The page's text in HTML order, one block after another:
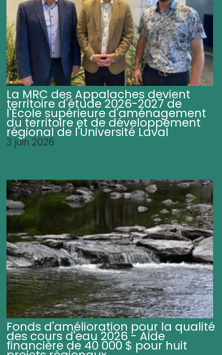
La MRC des Appalaches devient
territoire d'étude 2026-2027 de
l'École supérieure d'aménagement
du territoire et de développement
régional de l'Université Laval
3 juin 2026
Fonds d'amélioration pour la qualité
des cours d'eau 2026 - Aide
financière de 40 000 $ pour huit